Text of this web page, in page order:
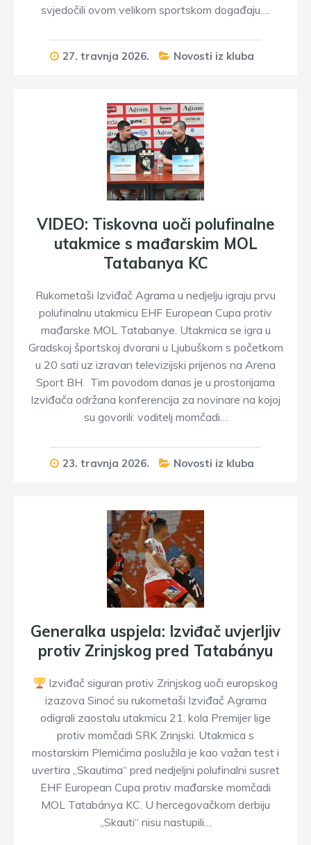
svjedočili ovom velikom sportskom događaju….
27. travnja 2026. Novosti iz kluba
VIDEO: Tiskovna uoči polufinalne
utakmice s mađarskim MOL
Tatabanya KC
Rukometaši Izviđač Agrama u nedjelju igraju prvu
polufinalnu utakmicu EHF European Cupa protiv
mađarske MOL Tatabanye. Utakmica se igra u
Gradskoj športskoj dvorani u Ljubuškom s početkom
u 20 sati uz izravan televizijski prijenos na Arena
Sport BH. Tim povodom danas je u prostorijama
Izviđača održana konferencija za novinare na kojoj
su govorili: voditelj momčadi…
23. travnja 2026. Novosti iz kluba
Generalka uspjela: Izviđač uvjerljiv
protiv Zrinjskog pred Tatabányu
Izviđač siguran protiv Zrinjskog uoči europskog
izazova Sinoć su rukometaši Izviđač Agrama
odigrali zaostalu utakmicu 21. kola Premijer lige
protiv momčadi SRK Zrinjski. Utakmica s
mostarskim Plemićima poslužila je kao važan test i
uvertira „Skautima“ pred nedjeljni polufinalni susret
EHF European Cupa protiv mađarske momčadi
MOL Tatabánya KC. U hercegovačkom derbiju
„Skauti“ nisu nastupili…